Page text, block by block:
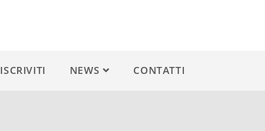
ISCRIVITI NEWS CONTATTI